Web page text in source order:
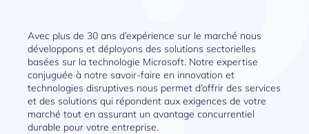
Avec plus de 30 ans d’expérience sur le marché nous
développons et déployons des solutions sectorielles
basées sur la technologie Microsoft. Notre expertise
conjuguée à notre savoir-faire en innovation et
technologies disruptives nous permet d’offrir des services
et des solutions qui répondent aux exigences de votre
marché tout en assurant un avantage concurrentiel
durable pour votre entreprise.